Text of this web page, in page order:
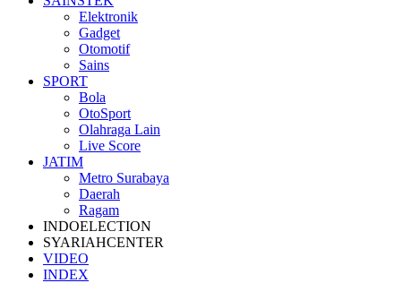
Elektronik
Gadget
Otomotif
Sains
SPORT
Bola
OtoSport
Olahraga Lain
Live Score
JATIM
Metro Surabaya
Daerah
Ragam
INDOELECTION
SYARIAHCENTER
VIDEO
INDEX